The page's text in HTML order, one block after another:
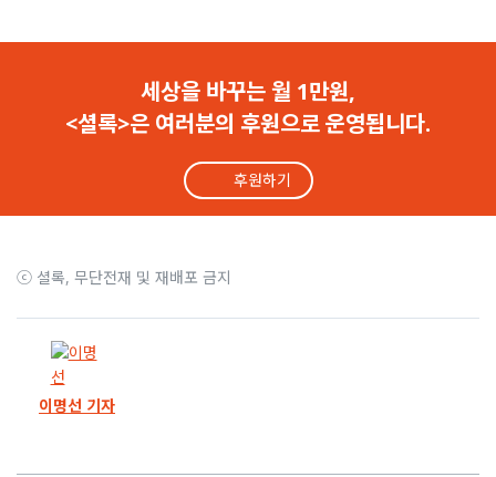
세상을 바꾸는 월 1만원,
<셜록>은 여러분의 후원으로 운영됩니다.
후원하기
ⓒ 셜록, 무단전재 및 재배포 금지
이명선 기자